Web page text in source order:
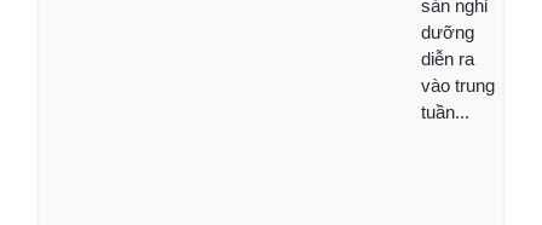
sản nghỉ
dưỡng
diễn ra
vào trung
tuần...